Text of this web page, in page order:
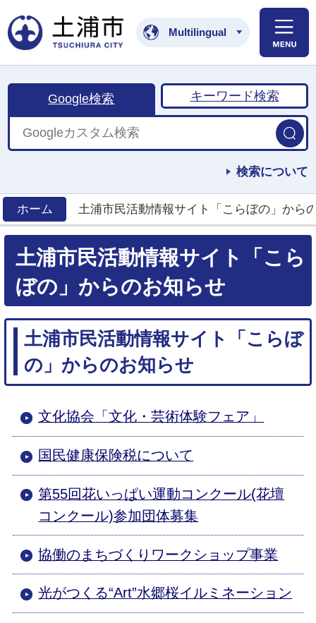
土浦市公式ホームペ
Multilingual
Google検索 キーワード検索
検索について
ホーム
>
土浦市民活動情報サイト「こらぼの」から
土浦市民活動情報サイト「こら
ぼの」からのお知らせ
土浦市民活動情報サイト「こらぼ
の」からのお知らせ
文化協会「文化・芸術体験フェア」
国民健康保険税について
第55回花いっぱい運動コンクール(花壇
コンクール)参加団体募集
協働のまちづくりワークショップ事業
光がつくる“Art”水郷桜イルミネーション